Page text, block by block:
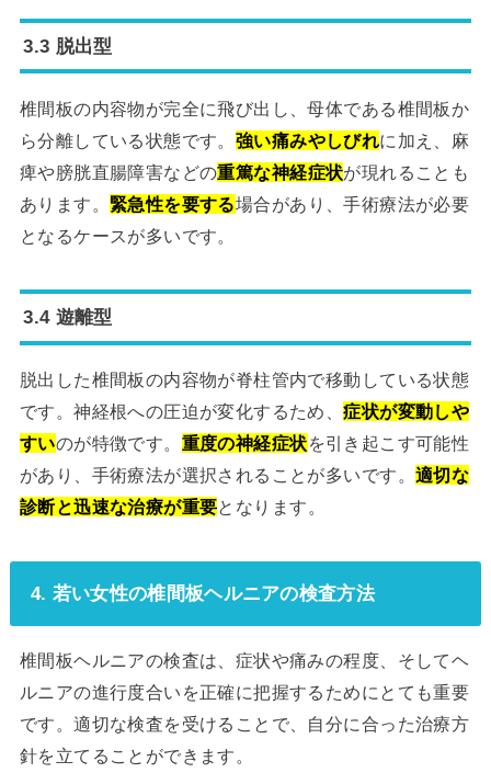
3.3 脱出型
椎間板の内容物が完全に飛び出し、母体である椎間板か
ら分離している状態です。 強い痛みやしびれに加え、麻
痺や膀胱直腸障害などの重篤な神経症状が現れることも
あります。 緊急性を要する場合があり、手術療法が必要
となるケースが多いです。
3.4 遊離型
脱出した椎間板の内容物が脊柱管内で移動している状態
です。神経根への圧迫が変化するため、症状が変動しや
すいのが特徴です。 重度の神経症状を引き起こす可能性
があり、手術療法が選択されることが多いです。 適切な
診断と迅速な治療が重要となります。
4. 若い女性の椎間板ヘルニアの検査方法
椎間板ヘルニアの検査は、症状や痛みの程度、そしてヘ
ルニアの進行度合いを正確に把握するためにとても重要
です。適切な検査を受けることで、自分に合った治療方
針を立てることができます。